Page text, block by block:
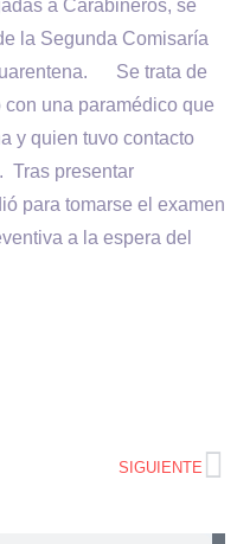
a Carabineros, se
la Segunda Comisaría
Se trata de
una paramédico que
y quien tuvo contacto
Tras presentar
para tomarse el examen
a la espera del
SIGUIENTE